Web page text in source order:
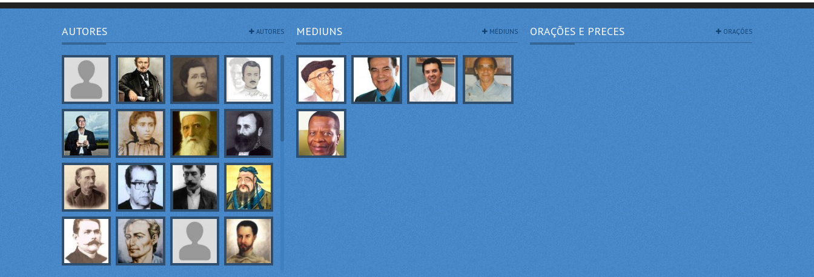
AUTORES AUTORES MEDIUNS MÉDIUNS ORAÇÕES E PRECES ORAÇÕES